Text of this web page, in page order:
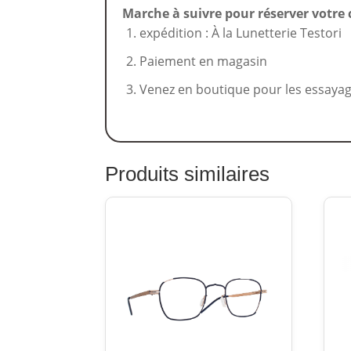
Marche à suivre pour réserver votre
expédition : À la Lunetterie Testori
Paiement en magasin
Venez en boutique pour les
Produits similaires